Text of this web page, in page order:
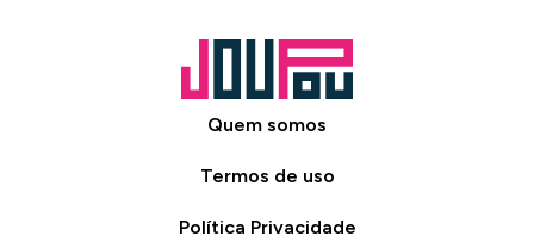
Quem somos
Termos de uso
Política Privacidade